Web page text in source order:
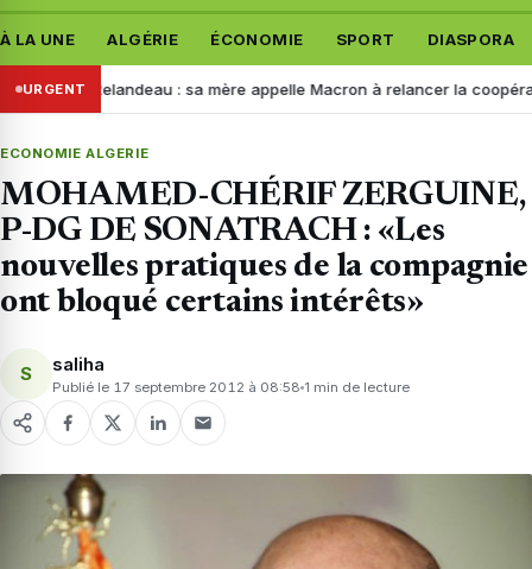
À LA UNE ALGÉRIE ÉCONOMIE SPORT DIASPORA
URGENTRelandeau : sa mère appelle Macron à relancer la coopération
ECONOMIE ALGERIE
MOHAMED-CHÉRIF ZERGUINE,
P-DG DE SONATRACH : «Les
nouvelles pratiques de la compagnie
ont bloqué certains intérêts»
S saliha
Publié le 17 septembre 2012 à 08:58 1 min de lecture